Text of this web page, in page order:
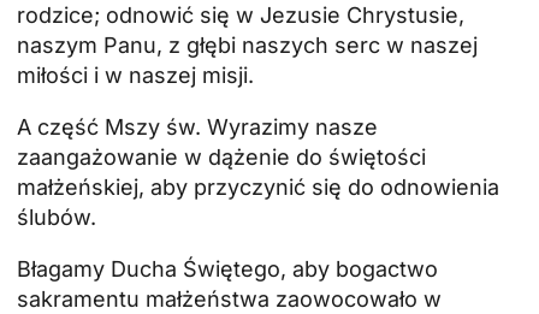
rodzice; odnowić się w Jezusie Chrystusie,
naszym Panu, z głębi naszych serc w naszej
miłości i w naszej misji.
A część Mszy św. Wyrazimy nasze
zaangażowanie w dążenie do świętości
małżeńskiej, aby przyczynić się do odnowienia
ślubów.
Błagamy Ducha Świętego, aby bogactwo
sakramentu małżeństwa zaowocowało w